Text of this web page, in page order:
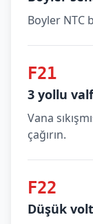
Boyler NTC
F21
3 yollu valf
Vana
çağırın.
F22
Düşük